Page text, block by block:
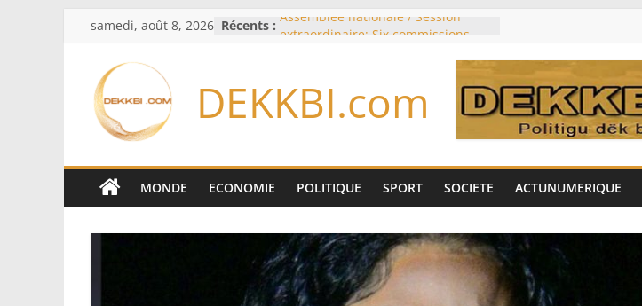
Passer
contenu
samedi, août 8, 2026 Récents : Assemblée nationale / Session
d’enquête à l’ordre du jour ce lundi
de la Espriella
Bénin: Patrice Talon élu président
Moyen-Orient: l’Arabie saoudite, le
Pakistan et la Turquie signent un
accord de défense
exportations de cuivre et de cobalt
concentrés pour valoriser sa
production
DEKKBI.com
MONDE ECONOMIE POLITIQUE SPORT SOCIETE ACTUNUMERIQUE